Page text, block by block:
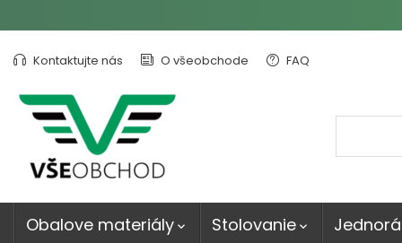
Kontaktujte nás O všeobchode FAQ
Obalove materiály  Stolovanie 